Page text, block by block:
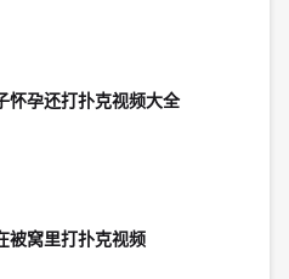
怀孕还打扑克视频大全
被窝里打扑克视频